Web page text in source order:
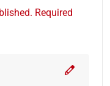
Required